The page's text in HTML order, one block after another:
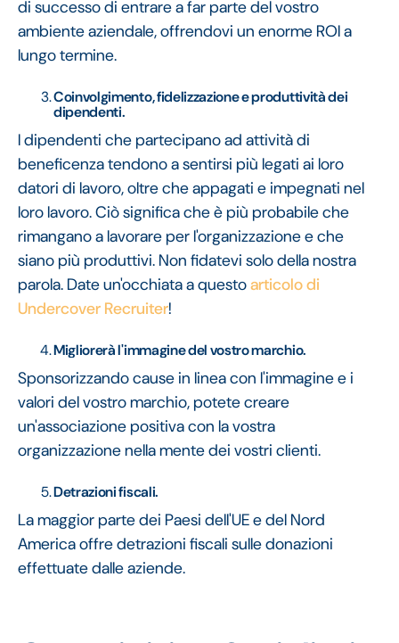
di successo di entrare a far parte del vostro
ambiente aziendale, offrendovi un enorme ROI a
lungo termine.
Coinvolgimento, fidelizzazione e produttività dei
dipendenti.
I dipendenti che partecipano ad attività di
beneficenza tendono a sentirsi più legati ai loro
datori di lavoro, oltre che appagati e impegnati nel
loro lavoro. Ciò significa che è più probabile che
rimangano a lavorare per l'organizzazione e che
siano più produttivi. Non fidatevi solo della nostra
parola. Date un'occhiata a questoarticolo di
Undercover Recruiter!
Migliorerà l'immagine del vostro marchio.
Sponsorizzando cause in linea con l'immagine e i
valori del vostro marchio, potete creare
un'associazione positiva con la vostra
organizzazione nella mente dei vostri clienti.
Detrazioni fiscali.
La maggior parte dei Paesi dell'UE e del Nord
America offre detrazioni fiscali sulle donazioni
effettuate dalle aziende.